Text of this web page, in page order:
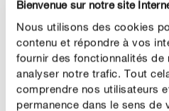
Bienvenue sur notre site
Nous utilisons des cookies
contenu et répondre à vos
fournir des fonctionnalités de
analyser notre trafic. Tout
comprendre nos utilisateurs
permanence dans le sens de
Entretien limité.
DESCRIPTION DU PRODUIT